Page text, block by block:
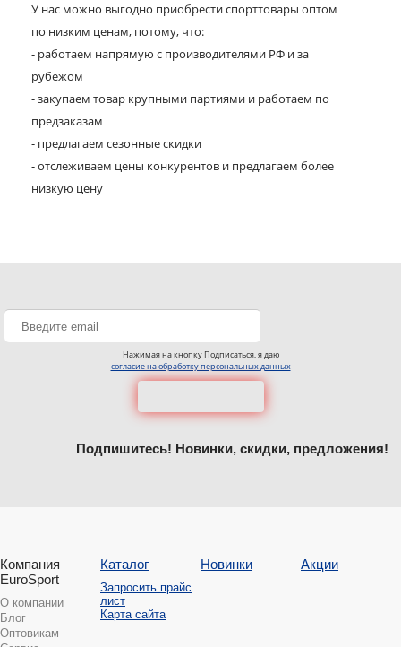
У нас можно выгодно приобрести спорттовары оптом
по низким ценам, потому, что:
- работаем напрямую с производителями РФ и за
рубежом
- закупаем товар крупными партиями и работаем по
предзаказам
- предлагаем сезонные скидки
- отслеживаем цены конкурентов и предлагаем более
низкую цену
Нажимая на кнопку Подписаться, я даю
согласие на обработку персональных данных
Подпишитесь! Новинки, скидки, предложения!
Компания
EuroSport
О компании
Блог
Оптовикам
Каталог
Запросить прайс
лист
Карта сайта
Новинки Акции